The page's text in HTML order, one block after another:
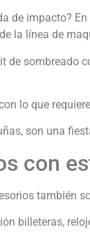
de impacto?
la línea de
de sombreado
lo que
son una
con
también
billeteras,